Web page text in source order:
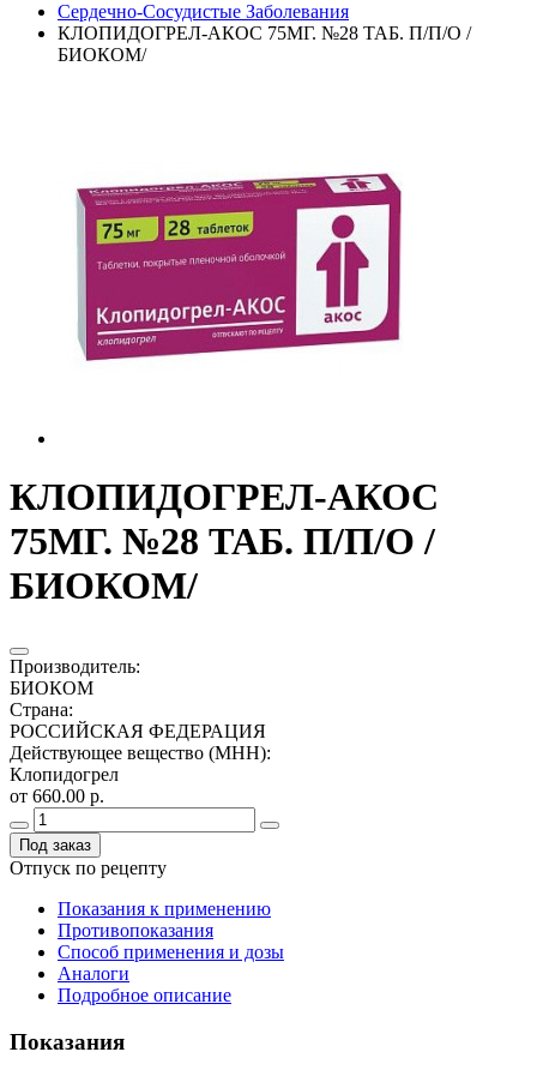
Сердечно-Сосудистые Заболевания
КЛОПИДОГРЕЛ-АКОС 75МГ. №28 ТАБ. П/П/О /
БИОКОМ/
КЛОПИДОГРЕЛ-АКОС
75МГ. №28 ТАБ. П/П/О /
БИОКОМ/
Производитель:
БИОКОМ
Страна:
РОССИЙСКАЯ ФЕДЕРАЦИЯ
Действующее вещество (МНН):
Клопидогрел
от 660.00 р.
Под заказ
Отпуск по рецепту
Показания к применению
Противопоказания
Способ применения и дозы
Аналоги
Подробное описание
Показания